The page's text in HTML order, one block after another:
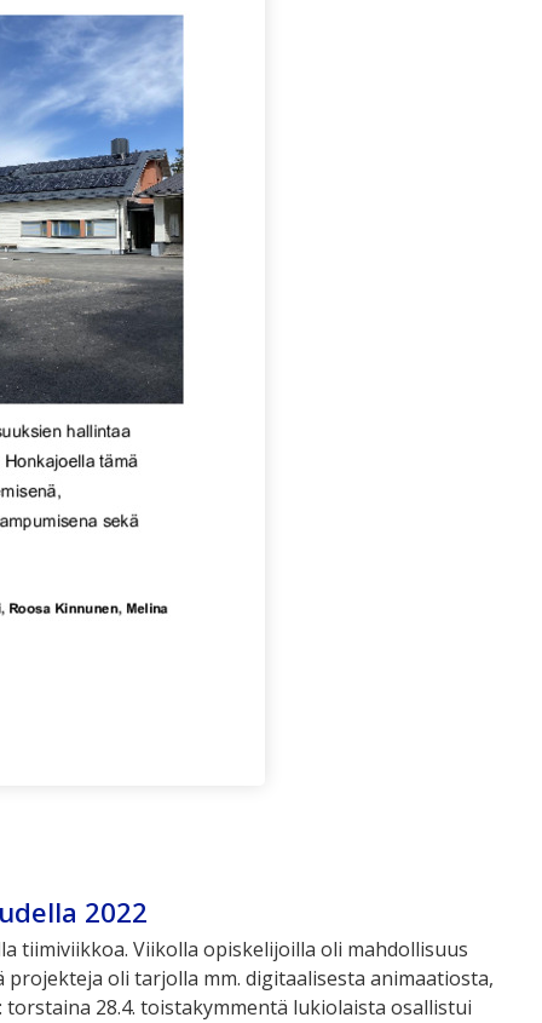
2022
tiimiviikkoa. Viikolla opiskelijoilla oli mahdollisuus
oli tarjolla mm. digitaalisesta animaatiosta,
28.4. toistakymmentä lukiolaista osallistui